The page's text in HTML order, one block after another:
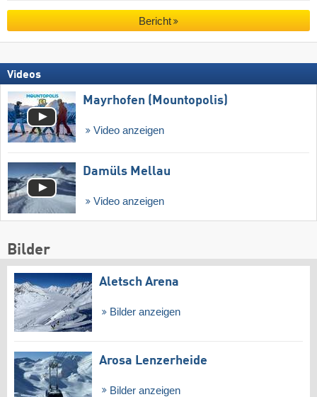
Bericht
Videos
Mayrhofen (Mountopolis)
Video anzeigen
Damüls Mellau
Video anzeigen
Bilder
Aletsch Arena
Bilder anzeigen
Arosa Lenzerheide
Bilder anzeigen